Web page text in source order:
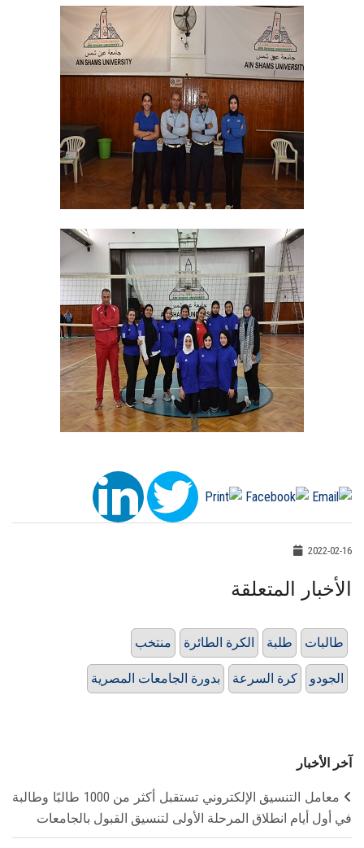
2022-02-16
الأخبار المتعلقة
منتخب الكرة الطائرة طلبة طالبات
بدورة الجامعات المصرية كرة السرعة الجودو
آخر الأخبار
معامل التنسيق الإلكتروني تستقبل أكثر من 1000 طالبًا وطالبة
في أول أيام انطلاق المرحلة الأولى لتنسيق القبول بالجامعات